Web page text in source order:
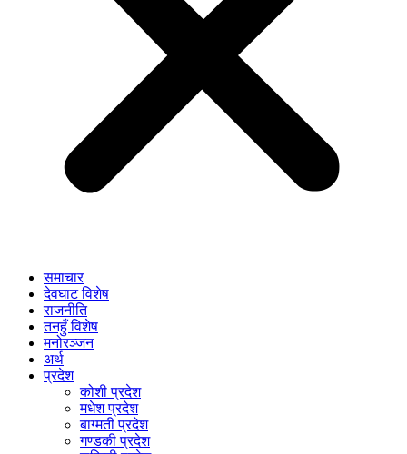
समाचार
देवघाट विशेष
राजनीति
तनहुँ विशेष
मनोरञ्जन
अर्थ
प्रदेश
कोशी प्रदेश
मधेश प्रदेश
बाग्मती प्रदेश
गण्डकी प्रदेश